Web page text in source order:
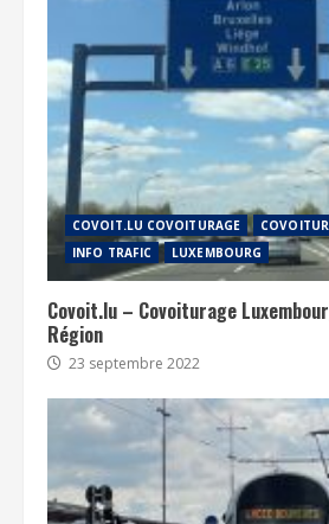
COVOIT.LU COVOITURAGE
INFO TRAFIC
LUXEMBOURG
Covoit.lu – Covoiturage
Région
23 septembre 2022